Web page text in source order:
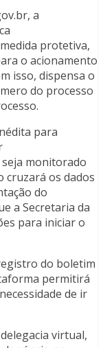
a
protetiva,
o acionamento
isso, dispensa o
do processo
para
monitorado
os dados
do
a Secretaria da
para iniciar o
do boletim
permitirá
de ir
virtual,